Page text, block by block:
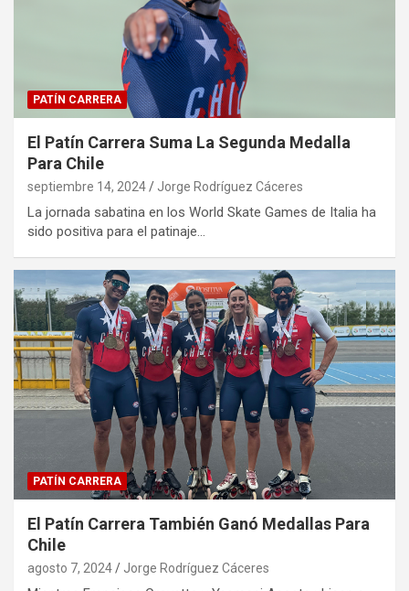
PATÍN CARRERA
El Patín Carrera Suma La Segunda Medalla
Para Chile
septiembre 14, 2024 Jorge Rodríguez Cáceres
La jornada sabatina en los World Skate Games de Italia ha
sido positiva para el patinaje…
PATÍN CARRERA
El Patín Carrera También Ganó Medallas Para
Chile
agosto 7, 2024 Jorge Rodríguez Cáceres